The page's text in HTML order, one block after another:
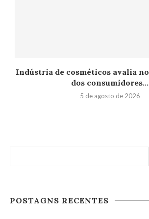
Indústria de cosméticos avalia
dos consumidores...
5 de agosto de 2026
POSTAGNS RECENTES